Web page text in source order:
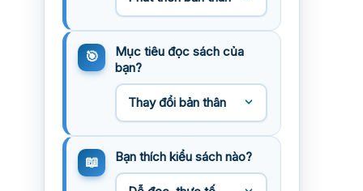
Mục tiêu đọc sách của
bạn?
Bạn thích kiểu sách nào?